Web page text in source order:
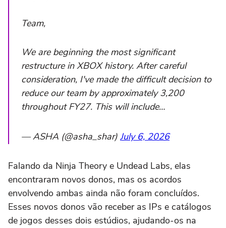
Team,
We are beginning the most significant
restructure in XBOX history. After careful
consideration, I've made the difficult decision to
reduce our team by approximately 3,200
throughout FY27. This will include…
— ASHA (@asha_shar) July 6, 2026
Falando da Ninja Theory e Undead Labs, elas
encontraram novos donos, mas os acordos
envolvendo ambas ainda não foram concluídos.
Esses novos donos vão receber as IPs e catálogos
de jogos desses dois estúdios, ajudando-os na